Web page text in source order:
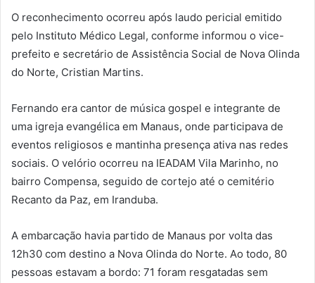
O reconhecimento ocorreu após laudo pericial emitido
pelo Instituto Médico Legal, conforme informou o vice-
prefeito e secretário de Assistência Social de Nova Olinda
do Norte, Cristian Martins.
Fernando era cantor de música gospel e integrante de
uma igreja evangélica em Manaus, onde participava de
eventos religiosos e mantinha presença ativa nas redes
sociais. O velório ocorreu na IEADAM Vila Marinho, no
bairro Compensa, seguido de cortejo até o cemitério
Recanto da Paz, em Iranduba.
A embarcação havia partido de Manaus por volta das
12h30 com destino a Nova Olinda do Norte. Ao todo, 80
pessoas estavam a bordo: 71 foram resgatadas sem